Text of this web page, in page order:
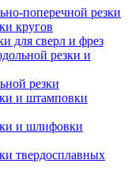
поперечной резки
кругов
для сверл и фрез
резки и
резки
и штамповки
и шлифовки
твердосплавных